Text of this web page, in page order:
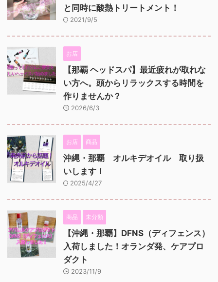
と同時に酸熱トリートメント！
2021/9/5
お店
【那覇 ヘッドスパ】最近疲れが取れな
い方へ。頭からリラックスする時間を
作りませんか？
2026/6/3
お店 商品
沖縄・那覇 オルキデオイル 取り扱
いします！
2025/4/27
商品 未分類
【沖縄・那覇】DFNS（ディフェンス）
入荷しました！オランダ発、ケアプロ
ダクト
2023/11/9